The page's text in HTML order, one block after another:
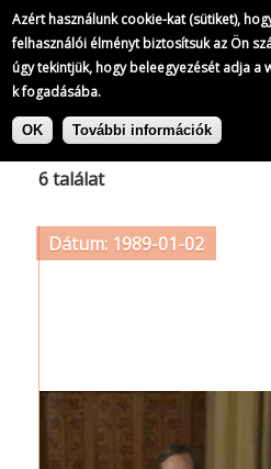
Azért használunk cookie-kat (sütiket),
felhasználói élményt biztosítsuk az Ön
úgy tekintjük, hogy beleegyezését adja
k fogadásába.
OK További információk
Ugrás
Címke:
6 találat
Dátum: 1989-01-02